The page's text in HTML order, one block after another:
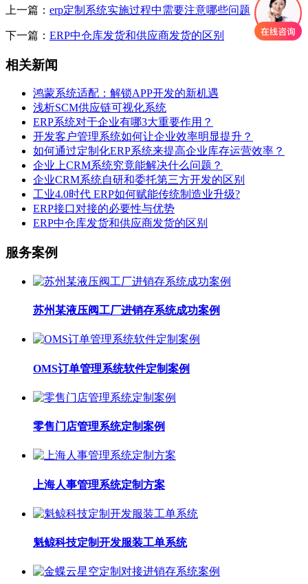
上一篇： erp定制系统实施过程中需要注意哪些问题
下一篇： ERP中仓库发货和供应商发货的区别
相关新闻
鸿蒙系统适配：解锁APP开发的新机遇
浅析SCM供应链可视化系统
ERP系统对于企业有哪3大重要作用？
开发客户管理系统如何让企业效率明显提升？
如何通过定制化ERP系统来提高企业库存运营效率？
企业上CRM系统究竟能解决什么问题？
企业CRM系统自研和委托第三方开发的区别
工业4.0时代 ERP如何赋能传统制造业升级?
ERP接口对接的必要性与优势
ERP中仓库发货和供应商发货的区别
服务案例
苏州某液压阀工厂进销存系统成功案例
OMS订单管理系统软件定制案例
零售门店管理系统定制案例
上海人事管理系统定制方案
魁鲸科技定制开发服装工单系统